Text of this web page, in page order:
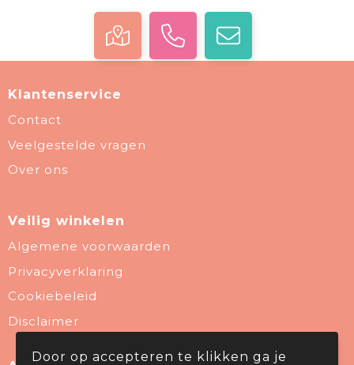
Klantenservice
Contact
Veelgestelde vragen
Over ons
Veilig winkelen
Algemene voorwaarden
Privacyverklaring
Cookiebeleid
Disclaimer
Door op accepteren te klikken ga je